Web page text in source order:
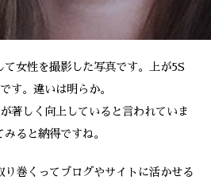
て女性を撮影した写真です。上が5S
す。違いは明らか。
著しく向上していると言われていま
ると納得ですね。
り巻くってブログやサイトに活かせる